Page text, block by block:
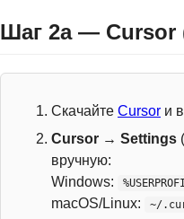
Шаг 2a — Cursor
Скачайте Cursor и
Cursor → Settings
вручную:
Windows:
macOS/Linux: ~/